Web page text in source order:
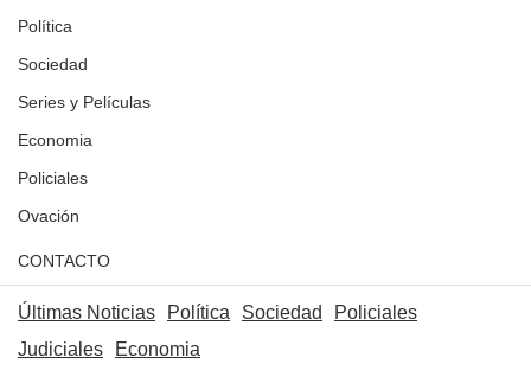
Política
Sociedad
Series y Películas
Economia
Policiales
Ovación
CONTACTO
Últimas Noticias Política Sociedad
Policiales
Judiciales
Economia